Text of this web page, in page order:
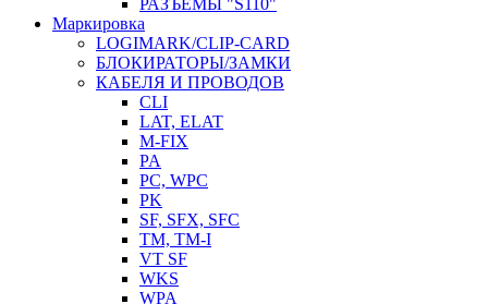
Маркировка
LOGIMARK/CLIP-CARD
БЛОКИРАТОРЫ/ЗАМКИ
КАБЕЛЯ И ПРОВОДОВ
CLI
LAT, ELAT
M-FIX
PA
PC, WРС
PK
SF, SFX, SFC
TM, TM-I
VT SF
WKS
WPA